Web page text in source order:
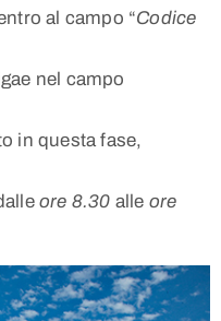
al campo “Codice
nel campo
in questa fase,
ore 8.30 alle ore